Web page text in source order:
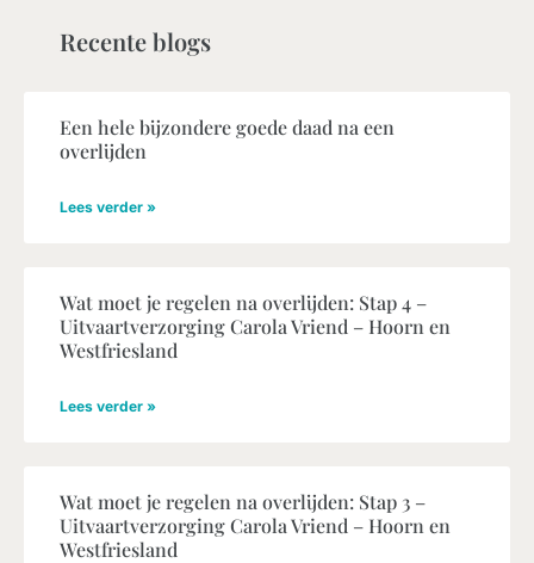
Recente blogs
Een hele bijzondere goede daad na een
overlijden
Lees verder »
Wat moet je regelen na overlijden: Stap 4 –
Uitvaartverzorging Carola Vriend – Hoorn en
Westfriesland
Lees verder »
Wat moet je regelen na overlijden: Stap 3 –
Uitvaartverzorging Carola Vriend – Hoorn en
Westfriesland